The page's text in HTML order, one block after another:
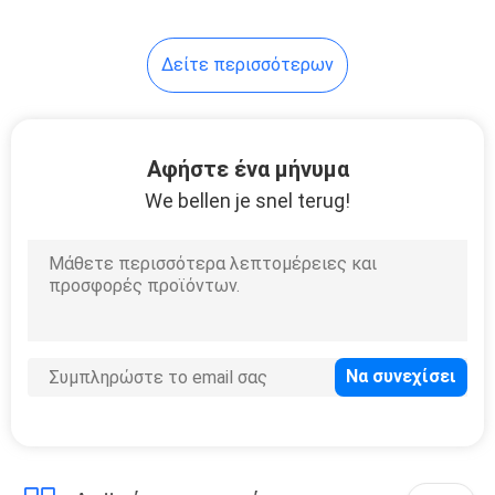
Υδραυλικό φίλτρο
πετρελαίου
διαλειμμάτων
Δείτε περισσότερων
Αφήστε ένα μήνυμα
We bellen je snel terug!